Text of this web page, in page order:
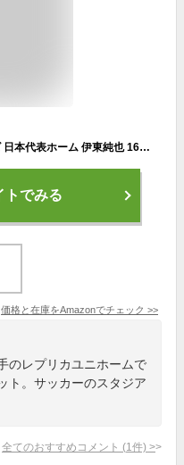
サッカーユニフォーム レプリカ キッズ 日本代表ホーム 伊東純也 160cmy
トでみる
価格と在庫をAmazonでチェック >>
のレプリカユニホームで
ト。サッカーのスタジア
全てのおすすめコメント (1 件) >